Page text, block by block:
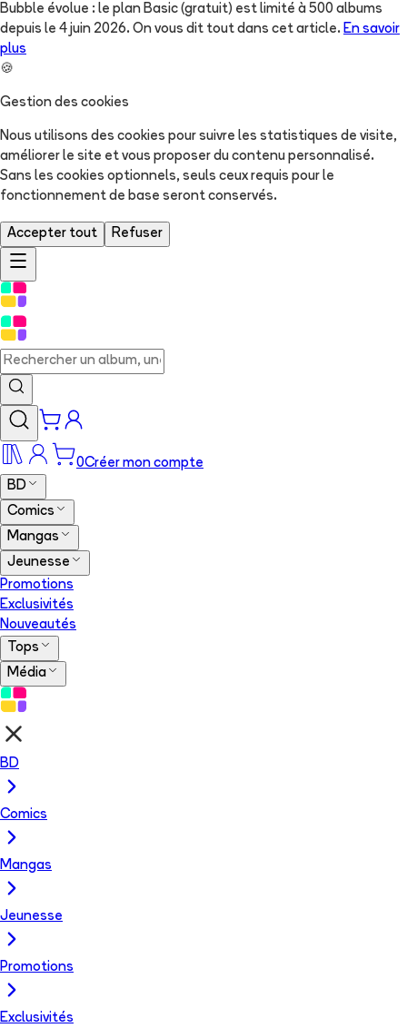
Bubble évolue : le plan Basic (gratuit) est limité à 500 albums
depuis le 4 juin 2026. On vous dit tout dans cet article. En savoir
plus
🍪
Gestion des cookies
Nous utilisons des cookies pour suivre les statistiques de visite,
améliorer le site et vous proposer du contenu personnalisé.
Sans les cookies optionnels, seuls ceux requis pour le
fonctionnement de base seront conservés.
Accepter tout Refuser
0Créer mon compte
BD
Comics
Mangas
Jeunesse
Promotions
Exclusivités
Nouveautés
Tops
Média
BD
Comics
Mangas
Jeunesse
Promotions
Exclusivités